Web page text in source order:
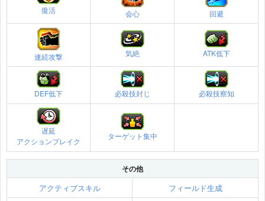
復活 会心 回避
連続攻撃 気絶 ATK低下
DEF低下 必殺技封じ 必殺技察知
遅延
アクションブレイク
ターゲット集中
その他
アクティブスキル
フィールド生成